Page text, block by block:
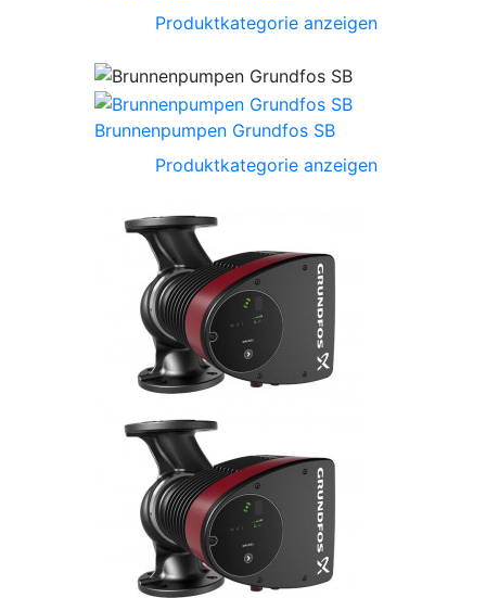
Produktkategorie anzeigen
Brunnenpumpen Grundfos SB
Produktkategorie anzeigen